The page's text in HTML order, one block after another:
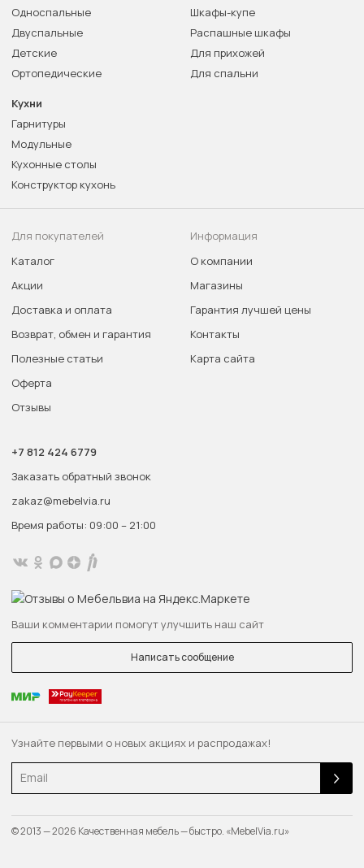
Узнайте первыми о новых акциях и распродажах!
Email
Односпальные
Двуспальные
Детские
Ортопедические
Шкафы-купе
Распашные шкафы
Для прихожей
Для спальни
Кухни
Гарнитуры
Модульные
Кухонные столы
Конструктор кухонь
Для покупателей
Каталог
Акции
Доставка и оплата
Возврат, обмен и гарантия
Полезные статьи
Оферта
Отзывы
Информация
О компании
Магазины
Гарантия лучшей цены
Контакты
Карта сайта
+7 812 424 6779
Заказать обратный звонок
zakaz@mebelvia.ru
Время работы: 09:00 – 21:00
Ваши комментарии помогут улучшить наш сайт
Написать сообщение
© 2013 — 2026 Качественная мебель — быстро. «MebelVia.ru»